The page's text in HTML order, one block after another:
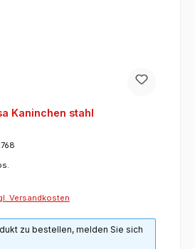
Kaninchen stahl
Versandkosten
zu bestellen, melden Sie sich